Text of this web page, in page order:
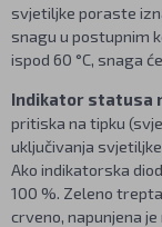
svjetiljke poraste
snagu u postupnim
ispod 60 °C, snaga
Indikator statusa
pritiska na tipku
uključivanja
Ako indikatorska
100 %. Zeleno
crveno, napunjena